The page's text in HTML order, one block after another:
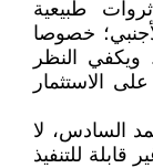
طبيعية
خصوصا
ويكفي النظر
الاستثمار
السادس، لا
قابلة للتنفيذ